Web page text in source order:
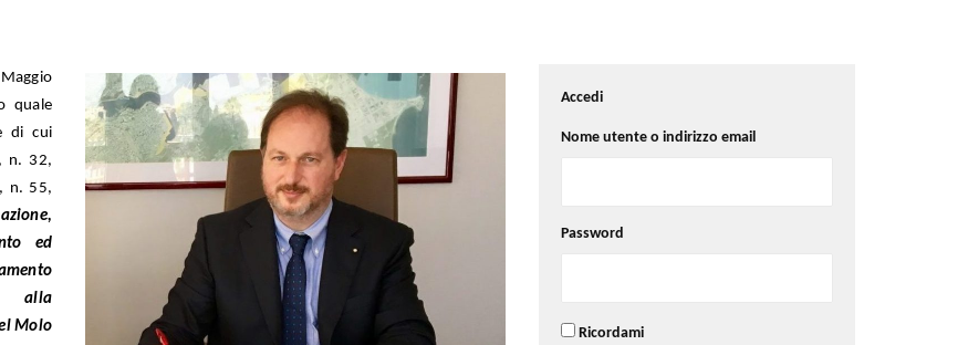
quale
di cui
n. 32,
n. 55,
ed
alla
Molo
Accedi
Nome utente o indirizzo email
Password
Ricordami